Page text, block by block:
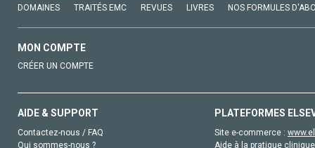
DOMAINES TRAITÉS EMC REVUES LIVRES NOS FORMULES
MON COMPTE
CRÉER UN COMPTE
AIDE & SUPPORT
Contactez-nous / FAQ
Qui sommes-nous ?
PLATEFORMES
Site e-commerce :
Aide à la pratique